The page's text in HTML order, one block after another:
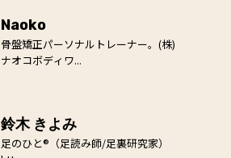
Naoko
骨盤矯正パーソナルトレーナー。(株)
ナオコボディワ...
鈴木 きよみ
足のひと®（足読み師/足裏研究家）